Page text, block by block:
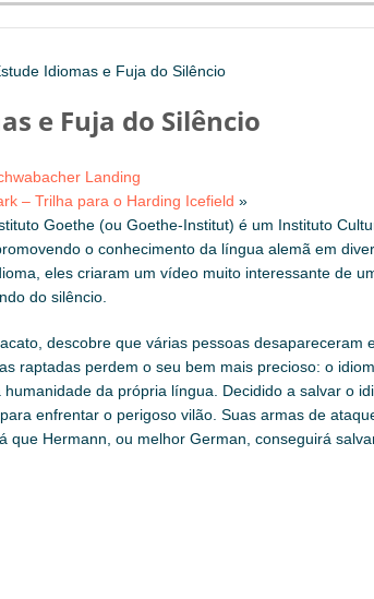
Idiomas e Fuja do Silêncio
e Fuja do Silêncio
Landing
– Trilha para o Harding Icefield »
Goethe (ou Goethe-Institut) é um Instituto
o conhecimento da língua alemã em
eles criaram um vídeo muito interessante de
do silêncio.
descobre que várias pessoas desapareceram
raptadas perdem o seu bem mais precioso: o
da própria língua. Decidido a salvar o
enfrentar o perigoso vilão. Suas armas de
que Hermann, ou melhor German, conseguirá